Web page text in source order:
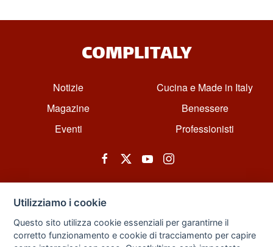
COMPLITALY
Notizie
Magazine
Eventi
Cucina e Made in Italy
Benessere
Professionisti
© All rights reserved. Powered by Zarix Solution LTD, Forest House
Utilizziamo i cookie
Questo sito utilizza cookie essenziali per garantirne il
corretto funzionamento e cookie di tracciamento per capire